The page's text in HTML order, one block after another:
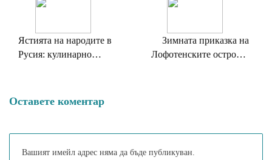
Ястията на народите в
Русия: кулинарно
Зимната приказка на
Лофотенските острови,
Оставете коментар
Вашият имейл адрес няма да бъде публикуван.